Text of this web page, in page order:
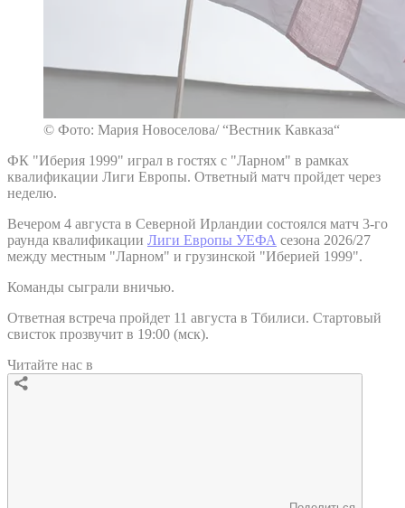
© Фото: Мария Новоселова/ “Вестник Кавказа“
ФК "Иберия 1999" играл в гостях с "Ларном" в рамках
квалификации Лиги Европы. Ответный матч пройдет через
неделю.
Вечером 4 августа в Северной Ирландии состоялся матч 3-го
раунда квалификации Лиги Европы УЕФА сезона 2026/27
между местным "Ларном" и грузинской "Иберией 1999".
Команды сыграли вничью.
Ответная встреча пройдет 11 августа в Тбилиси. Стартовый
свисток прозвучит в 19:00 (мск).
Читайте нас в